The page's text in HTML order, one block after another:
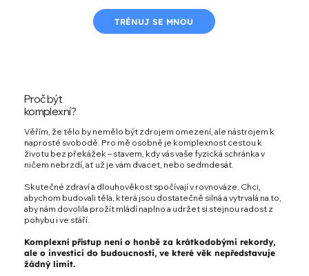
TRÉNUJ SE MNOU
Proč být
komplexní?
Věřím, že tělo by nemělo být zdrojem omezení, ale nástrojem k
naprosté svobodě. Pro mě osobně je komplexnost cestou k
životu bez překážek – stavem, kdy vás vaše fyzická schránka v
ničem nebrzdí, ať už je vám dvacet, nebo sedmdesát.
Skutečné zdraví a dlouhověkost spočívají v rovnováze. Chci,
abychom budovali těla, která jsou dostatečně silná a vytrvalá na to,
aby nám dovolila prožít mládí naplno a udržet si stejnou radost z
pohybu i ve stáří.
Komplexní přístup není o honbě za krátkodobými rekordy,
ale o investici do budoucnosti, ve které věk nepředstavuje
žádný limit.